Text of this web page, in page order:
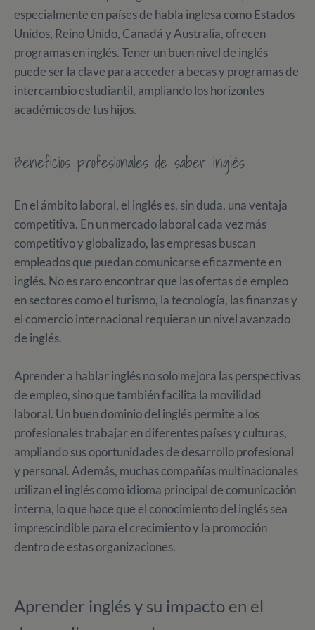
especialmente en países de habla inglesa como Estados
Unidos, Reino Unido, Canadá y Australia, ofrecen
programas en inglés. Tener un buen nivel de inglés
puede ser la clave para acceder a becas y programas de
intercambio estudiantil, ampliando los horizontes
académicos de tus hijos.
Beneficios profesionales de saber inglés
En el ámbito laboral, el inglés es, sin duda, una ventaja
competitiva. En un mercado laboral cada vez más
competitivo y globalizado, las empresas buscan
empleados que puedan comunicarse eficazmente en
inglés. No es raro encontrar que las ofertas de empleo
en sectores como el turismo, la tecnología, las finanzas y
el comercio internacional requieran un nivel avanzado
de inglés.
Aprender a hablar inglés no solo mejora las perspectivas
de empleo, sino que también facilita la movilidad
laboral. Un buen dominio del inglés permite a los
profesionales trabajar en diferentes países y culturas,
ampliando sus oportunidades de desarrollo profesional
y personal. Además, muchas compañías multinacionales
utilizan el inglés como idioma principal de comunicación
interna, lo que hace que el conocimiento del inglés sea
imprescindible para el crecimiento y la promoción
dentro de estas organizaciones.
Aprender inglés y su impacto en el